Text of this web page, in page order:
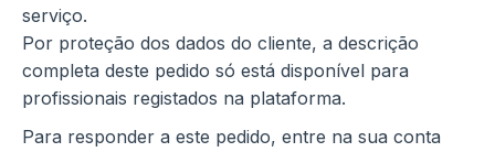
serviço.
Por proteção dos dados do cliente, a descrição
completa deste pedido só está disponível para
profissionais registados na plataforma.
Para responder a este pedido, entre na sua conta